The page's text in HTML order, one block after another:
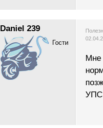
Daniel 239
Гости
Мне